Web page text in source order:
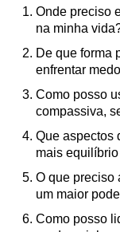
Onde preciso
na minha
De que forma
enfrentar
Como posso
compassiva,
Que aspectos
mais
O que preciso
um maior
Como posso